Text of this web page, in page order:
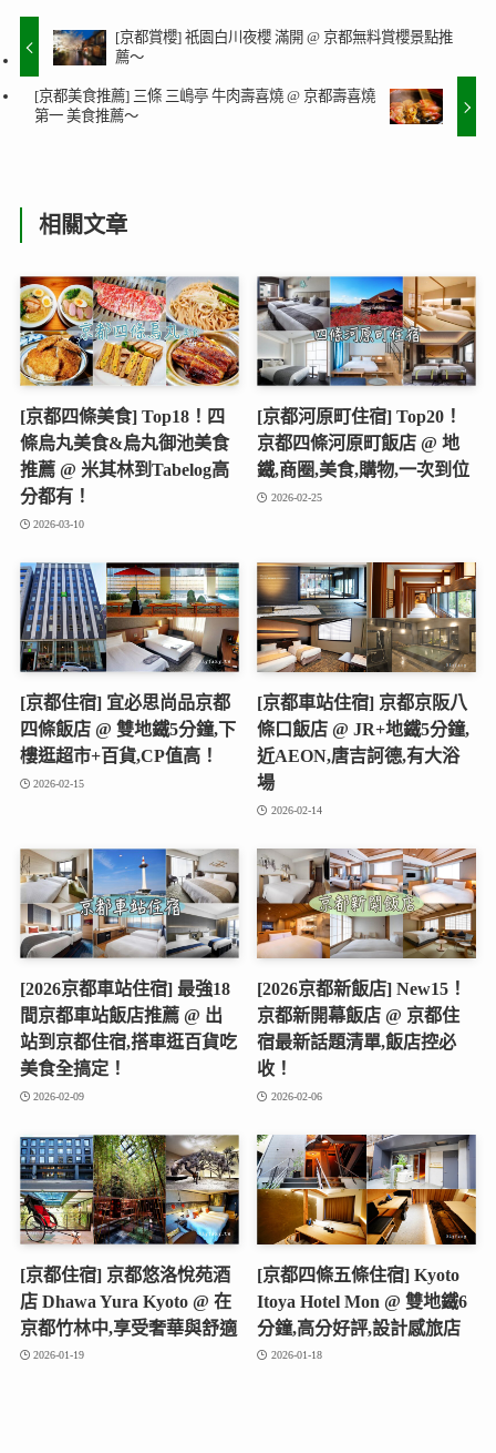
[京都賞櫻] 祇園白川夜櫻 滿開 @ 京都無料賞櫻景點推
薦～
[京都美食推薦] 三條 三嶋亭 牛肉壽喜燒 @ 京都壽喜燒
第一 美食推薦～
相關文章
[京都四條美食] Top18！四
條烏丸美食&烏丸御池美食
推薦 @ 米其林到Tabelog高
分都有！
2026-03-10
[京都河原町住宿] Top20！
京都四條河原町飯店 @ 地
鐵,商圈,美食,購物,一次到位
2026-02-25
[京都住宿] 宜必思尚品京都
四條飯店 @ 雙地鐵5分鐘,下
樓逛超市+百貨,CP值高！
2026-02-15
[京都車站住宿] 京都京阪八
條口飯店 @ JR+地鐵5分鐘,
近AEON,唐吉訶德,有大浴
場
2026-02-14
[2026京都車站住宿] 最強18
間京都車站飯店推薦 @ 出
站到京都住宿,搭車逛百貨吃
美食全搞定！
2026-02-09
[2026京都新飯店] New15！
京都新開幕飯店 @ 京都住
宿最新話題清單,飯店控必
收！
2026-02-06
[京都住宿] 京都悠洛悅苑酒
店 Dhawa Yura Kyoto @ 在
京都竹林中,享受奢華與舒適
2026-01-19
[京都四條五條住宿] Kyoto
Itoya Hotel Mon @ 雙地鐵6
分鐘,高分好評,設計感旅店
2026-01-18